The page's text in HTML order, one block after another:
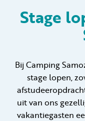
Particulier
Stage
Bij Camping
stage lopen,
uit van ons
vakantiegasten